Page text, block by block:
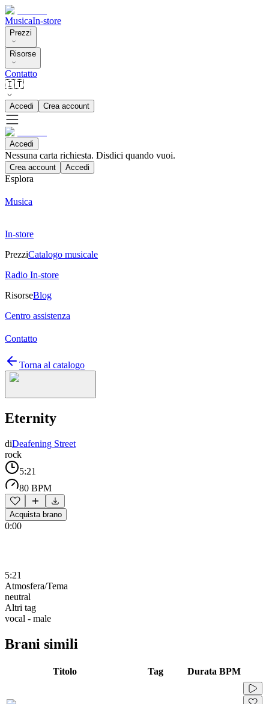
MusicaIn-store
Prezzi
Risorse
Contatto
🇮🇹
Accedi Crea account
Accedi
Nessuna carta richiesta. Disdici quando vuoi.
Crea account Accedi
Esplora
Musica
In-store
PrezziCatalogo musicale
Radio In-store
RisorseBlog
Centro assistenza
Contatto
Torna al catalogo
Eternity
diDeafening Street
rock
5:21
80 BPM
Acquista brano
0:00
5:21
Atmosfera/Tema
neutral
Altri tag
vocal - male
Brani simili
Titolo Tag Durata BPM